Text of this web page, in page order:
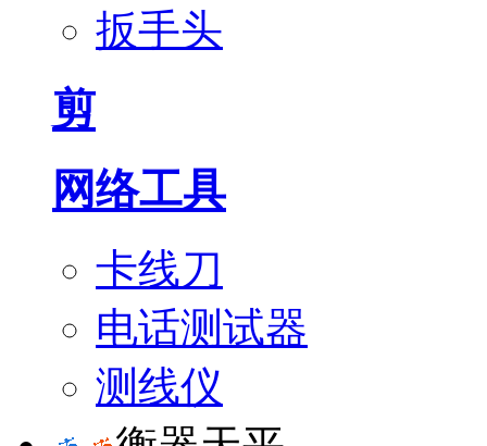
扳手头
剪
网络工具
卡线刀
电话测试器
测线仪